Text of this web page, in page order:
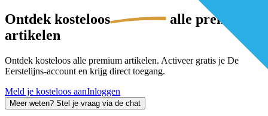
Ontdek kosteloos
alle premium-
artikelen
Ontdek kosteloos alle premium artikelen. Activeer gratis je De
Eerstelijns-account en krijg direct toegang.
Meld je kosteloos aanInloggen
Meer weten? Stel je vraag via de chat